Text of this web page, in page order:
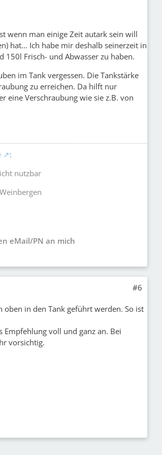
wenn man einige Zeit autark sein will
hat... Ich habe mir deshalb seinerzeit in
150l Frisch- und Abwasser zu haben.
im Tank vergessen. Die Tankstärke
zu erreichen. Da hilft nur
eine Verschraubung wie sie z.B. von
:
nutzbar
eMail/PN an mich
#6
oben in den Tank geführt werden. So ist
Empfehlung voll und ganz an. Bei
vorsichtig.